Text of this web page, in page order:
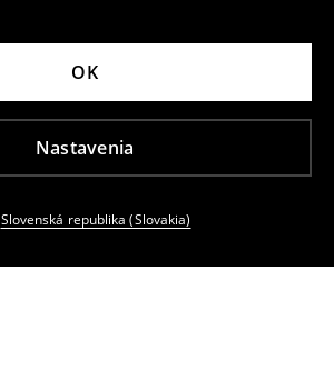
Nastavenia
OK
Slovenská republika (Slovakia)